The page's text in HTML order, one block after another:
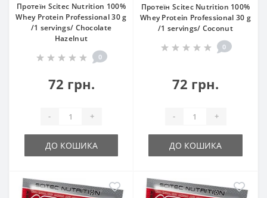
Протеїн Scitec Nutrition 100%
Whey Protein Professional 30 g
/1 servings/ Chocolate
Hazelnut
0
72 грн.
- +
ДО КОШИКА
Протеїн Scitec Nutrition 100%
Whey Protein Professional 30 g
/1 servings/ Coconut
0
72 грн.
- +
ДО КОШИКА